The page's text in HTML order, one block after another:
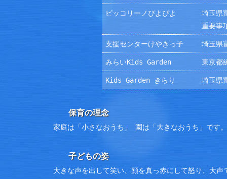
ピッコリーノぴよぴよ
埼玉県
重要事
支援センターけやきっ子 埼玉県
みらいKids Garden 東京都
Kids Garden きらり 埼玉県
保育の理念
家庭は「小さなおうち」 園は「大きなおうち」です
子どもの姿
大きな声を出して笑い、顔を真っ赤にして怒り、大